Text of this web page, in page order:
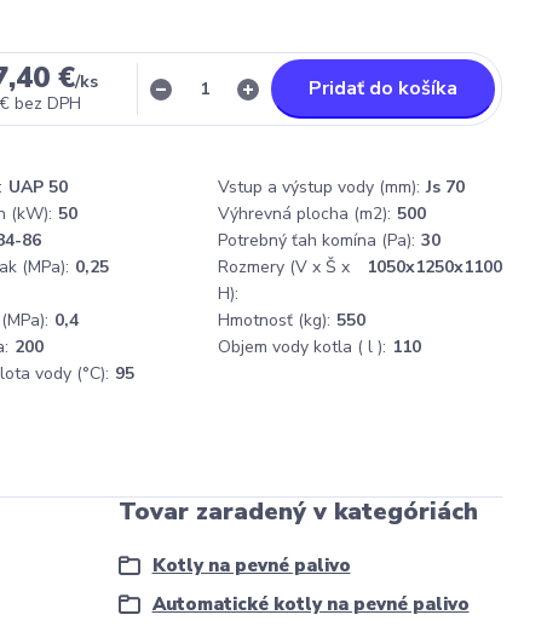
€/ks
bez DPH
Pridať do košíka
UAP 50 Vstup a výstup vody (mm): Js 70
(kW): 50 Výhrevná plocha (m2): 500
86 Potrebný ťah komína (Pa): 30
(MPa): 0,25
Rozmery (V x Š x
H):
1050x1250x1100
0,4 Hmotnosť (kg): 550
200 Objem vody kotla ( l ): 110
vody (°C): 95
Tovar zaradený v kategóriách
Kotly na pevné palivo
Automatické kotly na pevné palivo